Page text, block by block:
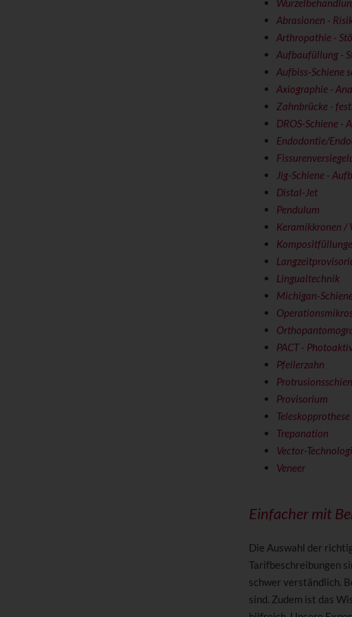
Abrasionen -
Arthropathie -
Aufbaufüllung -
Aufbiss-Schiene
Axiographie -
Zahnbrücke -
DROS-Schiene -
Endodontie/
Jig-Schiene -
Distal-Jet
Pendulum
Keramikkronen /
Lingualtechnik
Michigan-
PACT -
Pfeilerzahn
Provisorium
Teleskopprothese
Trepanation
Vector-
Veneer
Einfacher mit
Die Auswahl der
Tarifbeschreibungen
schwer verständlich.
sind. Zudem ist das